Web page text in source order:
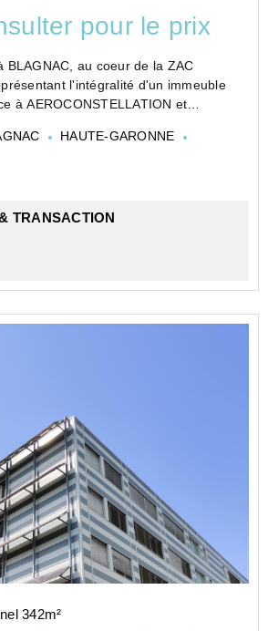
pour le prix
BLAGNAC, au coeur de la ZAC
l'intégralité d'un immeuble
à AEROCONSTELLATION et
et labellisé THPE
HAUTE-GARONNE
TRANSACTION
342m²